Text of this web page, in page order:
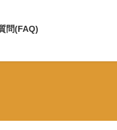
問(FAQ)